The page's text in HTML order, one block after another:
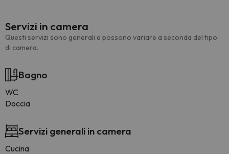
Servizi in camera
Questi servizi sono generali e possono variare a seconda del tipo
di camera.
Bagno
WC
Doccia
Servizi generali in camera
Cucina